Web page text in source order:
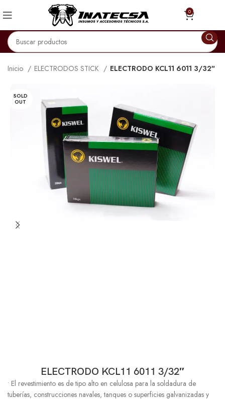
0
Inicio ELECTRODOS STICK ELECTRODO KCL11 6011 3/32″
SOLD
OUT
ELECTRODO KCL11 6011 3/32″
• El revestimiento es de tipo alto en celulosa para la soldadura de
tuberías, construcciones navales, tanques o superficies galvanizadas y